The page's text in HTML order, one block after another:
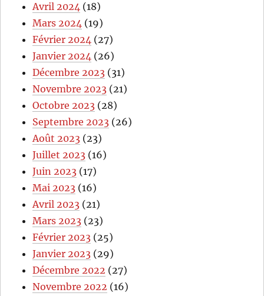
Avril 2024 (18)
Mars 2024 (19)
Février 2024 (27)
Janvier 2024 (26)
Décembre 2023 (31)
Novembre 2023 (21)
Octobre 2023 (28)
Septembre 2023 (26)
Août 2023 (23)
Juillet 2023 (16)
Juin 2023 (17)
Mai 2023 (16)
Avril 2023 (21)
Mars 2023 (23)
Février 2023 (25)
Janvier 2023 (29)
Décembre 2022 (27)
Novembre 2022 (16)